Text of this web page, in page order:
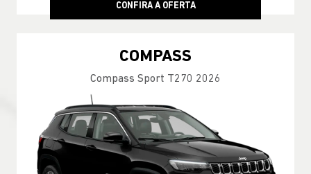
CONFIRA A OFERTA
COMPASS
Compass Sport T270 2026